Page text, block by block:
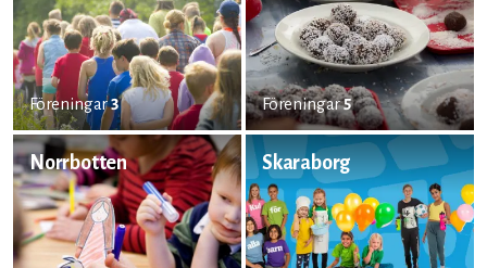
Föreningar3 Föreningar5
Norrbotten Skaraborg